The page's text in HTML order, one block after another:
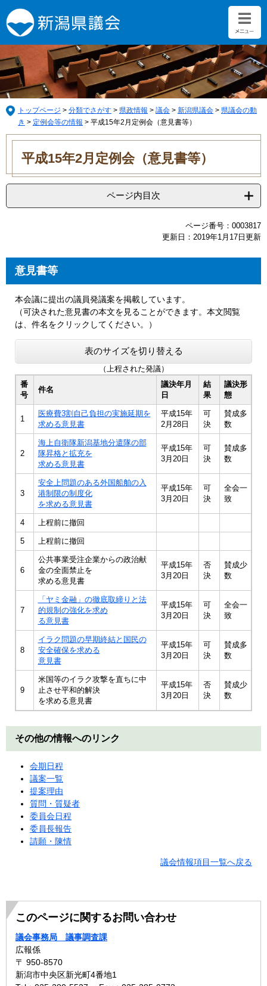
ー
ジ
の
先
頭
で
す。
ニ
ュ
ー
を
飛
ば
し
て
トップページ > 分類でさがす > 県政情報 > 議会 > 新潟県議会 > 県議会の動
き > 定例会等の情報 > 平成15年2月定例会（意見書等）
本
平成15年2月定例会（意見書等）
ページ内目次
ページ番号：0003817
更新日：2019年1月17日更新
意見書等
本会議に提出の議員発議案を掲載しています。
（可決された意見書の本文を見ることができます。本文閲覧
は、件名をクリックしてください。）
表のサイズを切り替える
（上程された発議）
番
号
件名
議決年月
日
結
果
議決形
態
1
医療費3割自己負担の実施延期を
求める意見書
平成15年
2月28日
可
決
賛成多
数
2
海上自衛隊新潟基地分遣隊の部
隊昇格と拡充を
求める意見書
平成15年
3月20日
可
決
賛成多
数
3
安全上問題のある外国船舶の入
港制限の制度化
を求める意見書
平成15年
3月20日
可
決
全会一
致
4 上程前に撤回
5 上程前に撤回
6
公共事業受注企業からの政治献
金の全面禁止を
求める意見書
平成15年
3月20日
否
決
賛成少
数
7
「ヤミ金融」の徹底取締りと法
的規制の強化を求め
る意見書
平成15年
3月20日
可
決
全会一
致
8
イラク問題の早期終結と国民の
安全確保を求める
意見書
平成15年
3月20日
可
決
賛成多
数
9
米国等のイラク攻撃を直ちに中
止させ平和的解決
を求める意見書
平成15年
3月20日
否
決
賛成少
数
その他の情報へのリンク
会期日程
議案一覧
提案理由
質問・質疑者
委員会日程
委員長報告
請願・陳情
議会情報項目一覧へ戻る
このページに関するお問い合わせ
議会事務局 議事調査課
広報係
〒 950-8570
新潟市中央区新光町4番地1